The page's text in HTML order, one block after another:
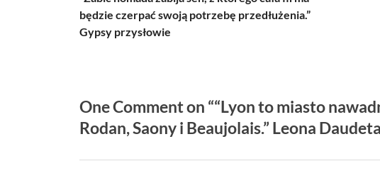
będzie czerpać swoją potrzebę przedłużenia.”
Gypsy przysłowie
One Comment on ““Lyon to miasto
Rodan, Saony i Beaujolais.” Leona